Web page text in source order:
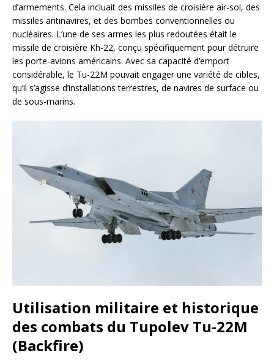
d’armements. Cela incluait des missiles de croisière air-sol, des
missiles antinavires, et des bombes conventionnelles ou
nucléaires. L’une de ses armes les plus redoutées était le
missile de croisière Kh-22, conçu spécifiquement pour détruire
les porte-avions américains. Avec sa capacité d’emport
considérable, le Tu-22M pouvait engager une variété de cibles,
qu’il s’agisse d’installations terrestres, de navires de surface ou
de sous-marins.
Utilisation militaire et historique
des combats du Tupolev Tu-22M
(Backfire)